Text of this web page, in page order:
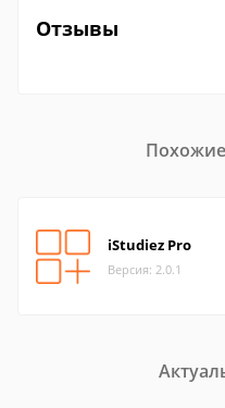
Отзывы
iStudiez Pro
Версия: 2.0.1